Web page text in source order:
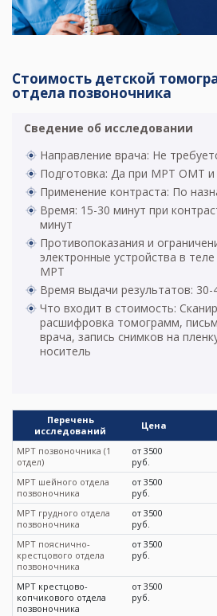
Стоимость детской
отдела позвоночника
Сведение об исследовании
Направление врача: Не
Подготовка: Да при МРТ ОМТ
Применение контраста: По
Время: 15-30 минут при
минут
Противопоказания и
электронные устройства в
МРТ
Время выдачи результатов: 30-
Что входит в стоимость:
расшифровка томограмм,
врача, запись снимков на
носитель
Перечень
исследований
Цена
МРТ позвоночника (1
отдел)
от 3500
руб.
МРТ шейного отдела
позвоночника
от 3500
руб.
МРТ грудного отдела
позвоночника
от 3500
руб.
МРТ пояснично-
крестцового отдела
позвоночника
от 3500
руб.
МРТ крестцово-
копчикового отдела
позвоночника
от 3500
руб.